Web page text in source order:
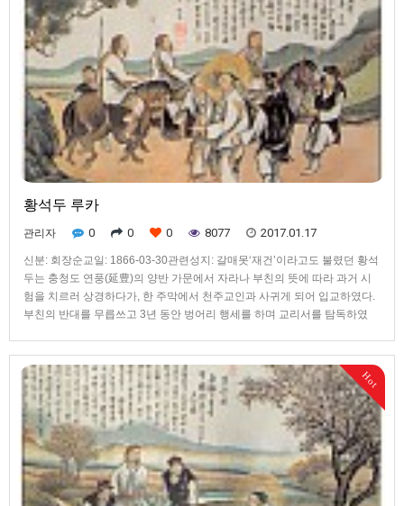
황석두 루카
관리자 0 0 0 8077 2017.01.17
신분: 회장순교일: 1866-03-30관련성지: 갈매못‘재건’이라고도 불렸던 황석
두는 충청도 연풍(延豊)의 양반 가문에서 자라나 부친의 뜻에 따라 과거 시
험을 치르러 상경하다가, 한 주막에서 천주교인과 사귀게 되어 입교하였다.
부친의 반대를 무릅쓰고 3년 동안 벙어리 행세를 하며 교리서를 탐독하였
에게 금욕과 절제를 위하여 아내와 별거할 것을 허락받고 독신 생활을 하였
으며, 안 주교를 도와 교리서 번역과 교회 서적 출판에도 참여하였다. 1866
년 3월에 먼저 체포되어 서울로 압송되던 안 주교를 몇십 리나 따라간 황석
두는 결국 함께 체포되어, 3월 30일 충남 보령군 갈매못에서 54세의 나이로
순교하였다.
Hot